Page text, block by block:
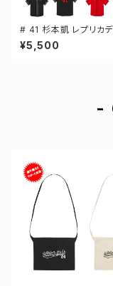
# 41 杉本凱 レプリカ
3カラー 選手還元 ベー
シャツ S-XXLサイズ
¥5,500
-